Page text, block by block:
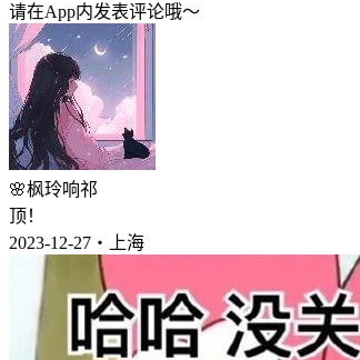
请在App内发表评论哦～
🌸枫玲响祁
顶！
2023-12-27・上海